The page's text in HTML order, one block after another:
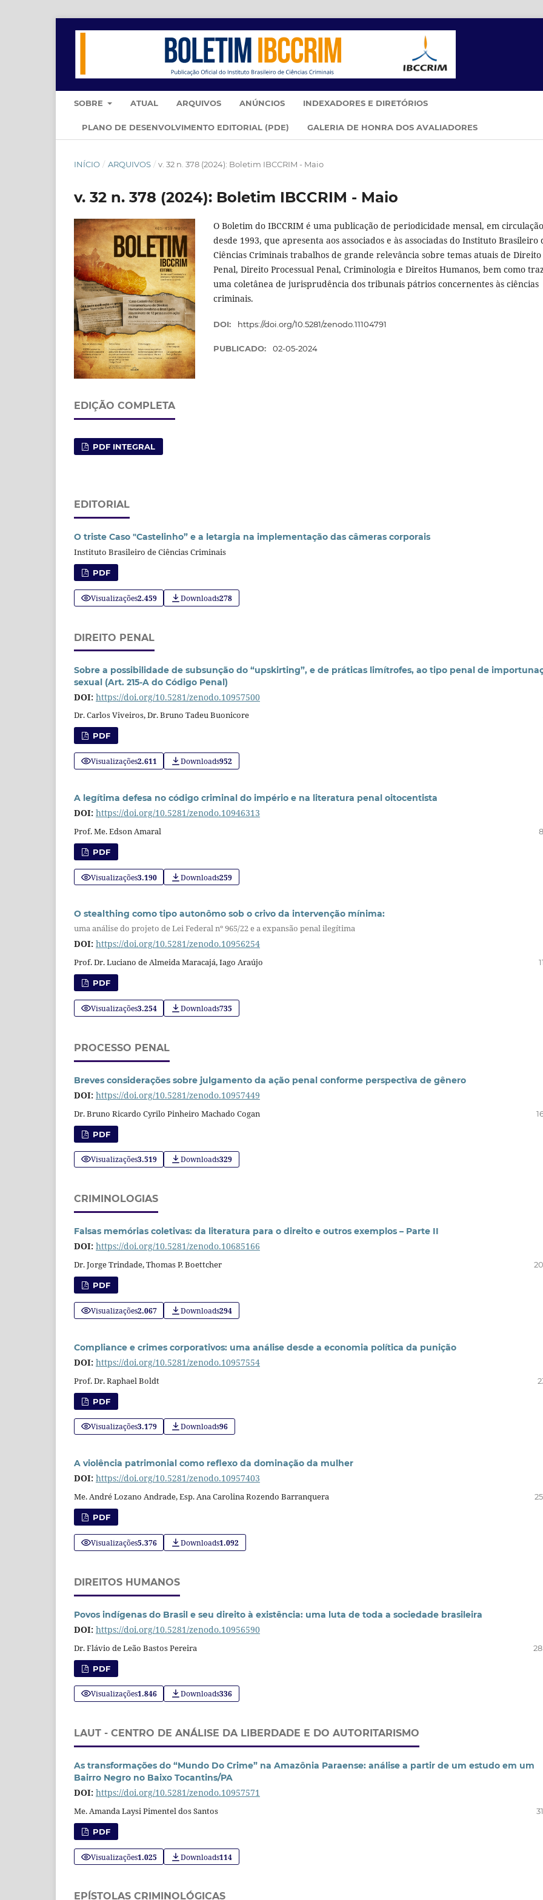
SOBRE ATUAL ARQUIVOS ANÚNCIOS INDEXADORES E DIRETÓRIOS
PLANO DE DESENVOLVIMENTO EDITORIAL (PDE) GALERIA DE HONRA DOS AVALIADORES
INÍCIO / ARQUIVOS / v. 32 n. 378 (2024): Boletim IBCCRIM - Maio
v. 32 n. 378 (2024): Boletim IBCCRIM - Maio
O Boletim do IBCCRIM é uma publicação de periodicidade mensal, em circulação
desde 1993, que apresenta aos associados e às associadas do Instituto Brasileiro
Ciências Criminais trabalhos de grande relevância sobre temas atuais de Direito
Penal, Direito Processual Penal, Criminologia e Direitos Humanos, bem como
uma coletânea de jurisprudência dos tribunais pátrios concernentes às ciências
criminais.
DOI: https://doi.org/10.5281/zenodo.11104791
PUBLICADO: 02-05-2024
EDIÇÃO COMPLETA
PDF INTEGRAL
EDITORIAL
O triste Caso "Castelinho” e a letargia na implementação das câmeras corporais
Instituto Brasileiro de Ciências Criminais
PDF
Visualizações2.459 Downloads278
DIREITO PENAL
Sobre a possibilidade de subsunção do “upskirting”, e de práticas limítrofes, ao tipo penal de
sexual (Art. 215-A do Código Penal)
DOI: https://doi.org/10.5281/zenodo.10957500
Dr. Carlos Viveiros, Dr. Bruno Tadeu Buonicore
PDF
Visualizações2.611 Downloads952
A legítima defesa no código criminal do império e na literatura penal oitocentista
DOI: https://doi.org/10.5281/zenodo.10946313
Prof. Me. Edson Amaral
PDF
Visualizações3.190 Downloads259
O stealthing como tipo autonômo sob o crivo da intervenção mínima:
uma análise do projeto de Lei Federal nº 965/22 e a expansão penal ilegítima
DOI: https://doi.org/10.5281/zenodo.10956254
Prof. Dr. Luciano de Almeida Maracajá, Iago Araújo
PDF
Visualizações3.254 Downloads735
PROCESSO PENAL
Breves considerações sobre julgamento da ação penal conforme perspectiva de gênero
DOI: https://doi.org/10.5281/zenodo.10957449
Dr. Bruno Ricardo Cyrilo Pinheiro Machado Cogan
PDF
Visualizações3.519 Downloads329
CRIMINOLOGIAS
Falsas memórias coletivas: da literatura para o direito e outros exemplos – Parte II
DOI: https://doi.org/10.5281/zenodo.10685166
Dr. Jorge Trindade, Thomas P. Boettcher
PDF
Visualizações2.067 Downloads294
Compliance e crimes corporativos: uma análise desde a economia política da punição
DOI: https://doi.org/10.5281/zenodo.10957554
Prof. Dr. Raphael Boldt
PDF
Visualizações3.179 Downloads96
A violência patrimonial como reflexo da dominação da mulher
DOI: https://doi.org/10.5281/zenodo.10957403
Me. André Lozano Andrade, Esp. Ana Carolina Rozendo Barranquera
PDF
Visualizações5.376 Downloads1.092
DIREITOS HUMANOS
Povos indígenas do Brasil e seu direito à existência: uma luta de toda a sociedade brasileira
DOI: https://doi.org/10.5281/zenodo.10956590
Dr. Flávio de Leão Bastos Pereira
PDF
Visualizações1.846 Downloads336
LAUT - CENTRO DE ANÁLISE DA LIBERDADE E DO AUTORITARISMO
As transformações do “Mundo Do Crime” na Amazônia Paraense: análise a partir de um estudo em um
Bairro Negro no Baixo Tocantins/PA
DOI: https://doi.org/10.5281/zenodo.10957571
Me. Amanda Laysi Pimentel dos Santos
PDF
Visualizações1.025 Downloads114
EPÍSTOLAS CRIMINOLÓGICAS